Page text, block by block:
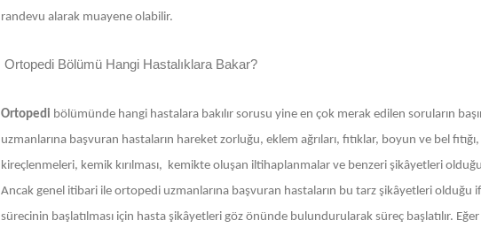
randevu alarak muayene olabilir.
Ortopedi Bölümü Hangi Hastalıklara Bakar?
Ortopedi bölümünde hangi hastalara bakılır sorusu yine en çok merak edilen soruların
uzmanlarına başvuran hastaların hareket zorluğu, eklem ağrıları, fıtıklar, boyun ve bel
kireçlenmeleri, kemik kırılması, kemikte oluşan iltihaplanmalar ve benzeri şikâyetleri
Ancak genel itibari ile ortopedi uzmanlarına başvuran hastaların bu tarz şikâyetleri olduğu
sürecinin başlatılması için hasta şikâyetleri göz önünde bulundurularak süreç başlatılır.